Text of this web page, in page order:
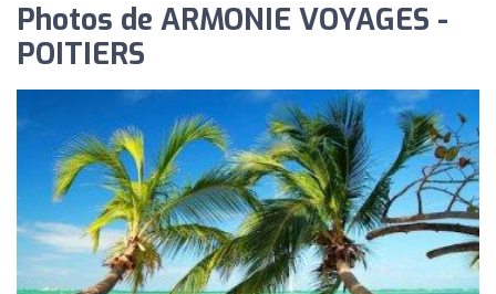
Photos de ARMONIE VOYAGES -
POITIERS